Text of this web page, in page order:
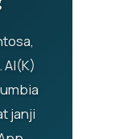
janji